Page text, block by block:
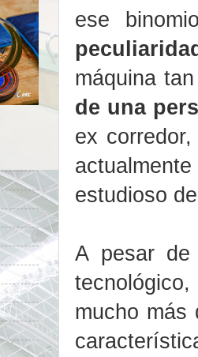
ese
máquina
de una
ex
estudioso
A pesar
mucho más